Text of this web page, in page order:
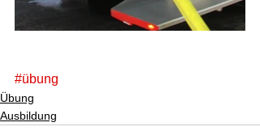
#übung
Übung
Ausbildung